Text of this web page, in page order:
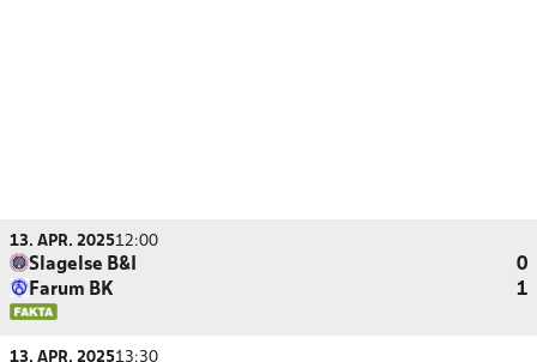
13. APR. 202512:00
Slagelse B&I
0
Farum BK
1
13. APR. 202513:30